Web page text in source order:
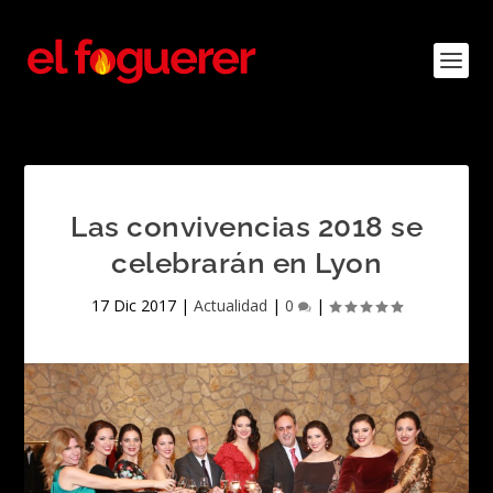
Las convivencias 2018 se
celebrarán en Lyon
17 Dic 2017 | Actualidad | 0 |